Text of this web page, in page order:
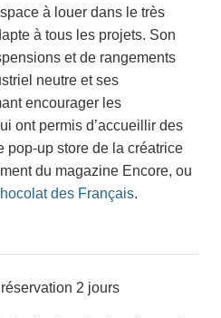
à louer dans le très
à tous les projets. Son
et de rangements
neutre et ses
encourager les
ont permis d’accueillir des
pop-up store de la créatrice
du magazine Encore, ou
des Français.
2 jours